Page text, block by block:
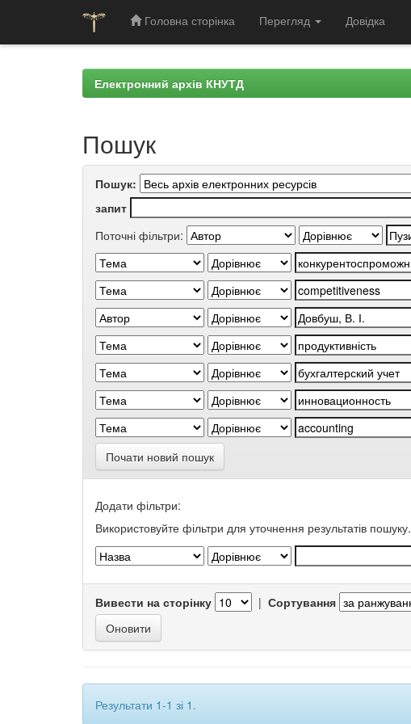
Головна сторінка Перегляд Довідка
Електронний архів КНУТД
Пошук
Пошук:
запит
Поточні фільтри:
Почати новий пошук
Додати фільтри:
Використовуйте фільтри для уточнення результатів пошуку.
Вивести на сторінку | Сортування
Результати 1-1 зі 1.